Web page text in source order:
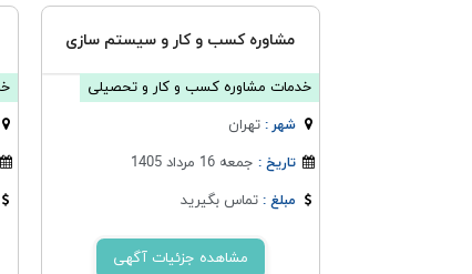
مشاوره کسب و کار و سیستم سازی
خدمات مشاوره کسب و کار و تحصیلی
شهر :تهران
تاریخ : جمعه 16 مرداد 1405
مبلغ :تماس بگیرید
مشاهده جزئیات آگهی